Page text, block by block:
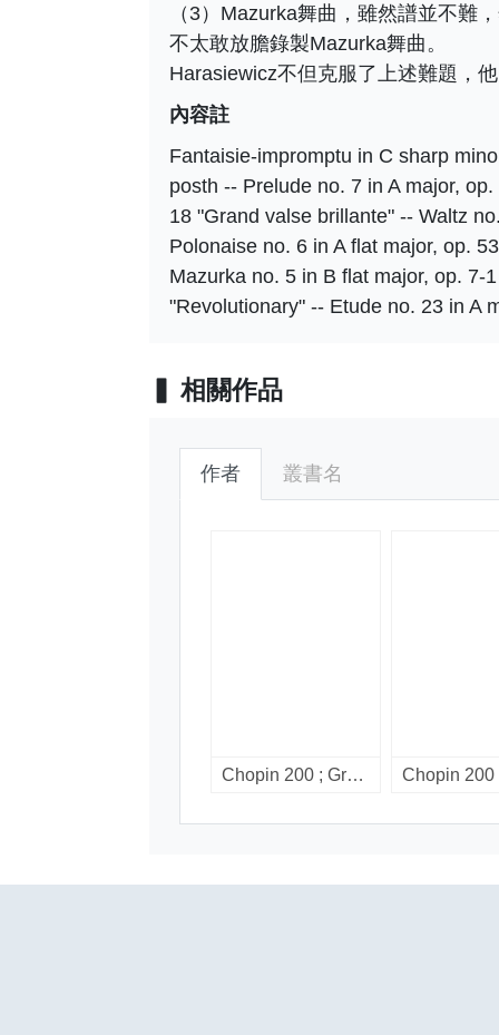
（3）Mazurka舞曲，雖然譜並不難
不太敢放膽錄製Mazurka舞曲。
Harasiewicz不但克服了上述難題，
內容註
Fantaisie-impromptu in C sharp
posth -- Prelude no. 7 in A major,
18 "Grand valse brillante" -- Waltz
Polonaise no. 6 in A flat major, op.
Mazurka no. 5 in B flat major, op. 7-
"Revolutionary" -- Etude no. 23 in A
相關作品
作者 叢書名
Chopin 200 ; Great recordings / Vol. 4 : mazurkas. [compact disc].